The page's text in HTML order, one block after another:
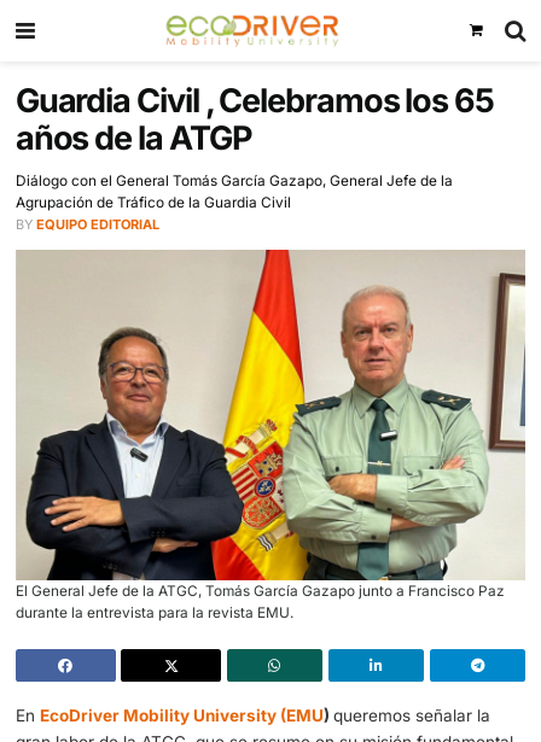
Guardia Civil , Celebramos los
años de la ATGP
Diálogo con el General Tomás García Gazapo, General Jefe de la
durante la entrevista para la revista EMU.